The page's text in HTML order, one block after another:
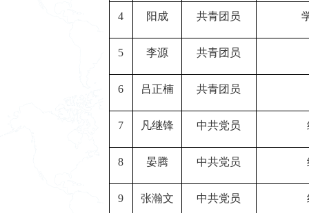
4 阳成 共青团员
5 李源 共青团员
6 吕正楠 共青团员
7 凡继锋 中共党员
8 晏腾 中共党员
9 张瀚文 中共党员